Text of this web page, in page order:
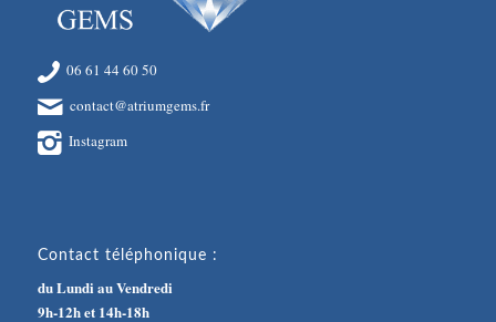
06 61 44 60 50
contact@atriumgems.fr
Instagram
Contact téléphonique :
du Lundi au Vendredi
9h-12h et 14h-18h